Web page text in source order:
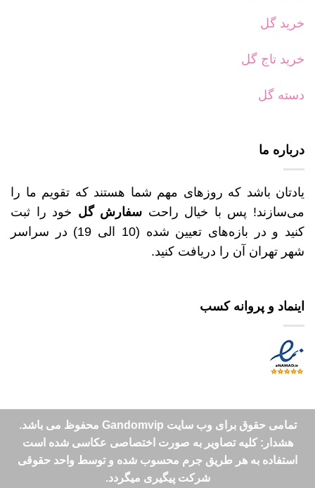
خرید گل
خرید تاج گل
دسته گل
درباره ما
یادتان باشد که روزهای مهم شما هستند که تقویم ما را
می‌سازند! پس با خیال راحت سفارش گل خود را ثبت
کنید و در بازه‌های تعیین شده (10 الی 19) در سراسر
شهر تهران آن را دریافت کنید.
اینماد و پروانه کسب
تمامی حقوق برای وب سایت Gandomvip محفوظ می باشد.
هشدار: کلیه تصاویر به صورت اختصاصی عکاسی شده است
استفاده به هر طریق جرم محسوب شده و توسط واحد حقوقی
شرکت پیگیری میگردد.